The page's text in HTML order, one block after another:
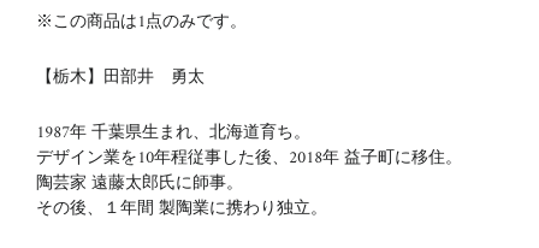
※この商品は1点のみです。
【栃木】田部井 勇太
1987年 千葉県生まれ、北海道育ち。
デザイン業を10年程従事した後、2018年 益子町に移住。
陶芸家 遠藤太郎氏に師事。
その後、１年間 製陶業に携わり独立。